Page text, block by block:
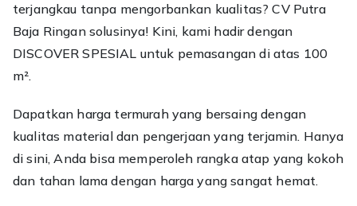
terjangkau tanpa mengorbankan kualitas? CV Putra
Baja Ringan solusinya! Kini, kami hadir dengan
DISCOVER SPESIAL untuk pemasangan di atas 100
m².
Dapatkan harga termurah yang bersaing dengan
kualitas material dan pengerjaan yang terjamin. Hanya
di sini, Anda bisa memperoleh rangka atap yang kokoh
dan tahan lama dengan harga yang sangat hemat.